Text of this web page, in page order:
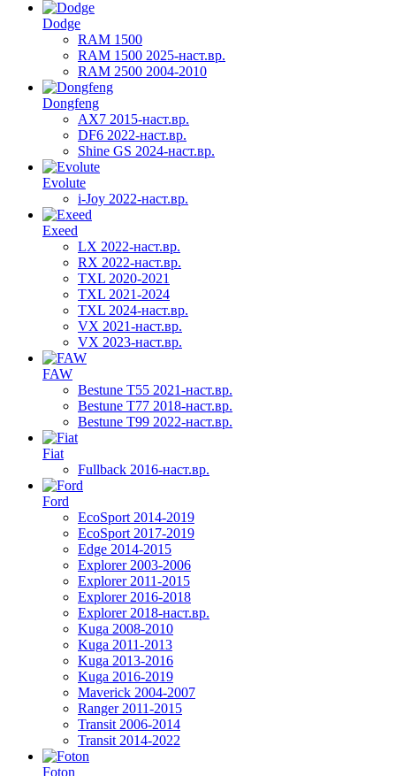
Dodge
RAM 1500
RAM 1500 2025-наст.вр.
RAM 2500 2004-2010
Dongfeng
AX7 2015-наст.вр.
DF6 2022-наст.вр.
Shine GS 2024-наст.вр.
Evolute
i-Joy 2022-наст.вр.
Exeed
LX 2022-наст.вр.
RX 2022-наст.вр.
TXL 2020-2021
TXL 2021-2024
TXL 2024-наст.вр.
VX 2021-наст.вр.
VX 2023-наст.вр.
FAW
Bestune T55 2021-наст.вр.
Bestune T77 2018-наст.вр.
Bestune T99 2022-наст.вр.
Fiat
Fullback 2016-наст.вр.
Ford
EcoSport 2014-2019
EcoSport 2017-2019
Edge 2014-2015
Explorer 2003-2006
Explorer 2011-2015
Explorer 2016-2018
Explorer 2018-наст.вр.
Kuga 2008-2010
Kuga 2011-2013
Kuga 2013-2016
Kuga 2016-2019
Maverick 2004-2007
Ranger 2011-2015
Transit 2006-2014
Transit 2014-2022
Foton